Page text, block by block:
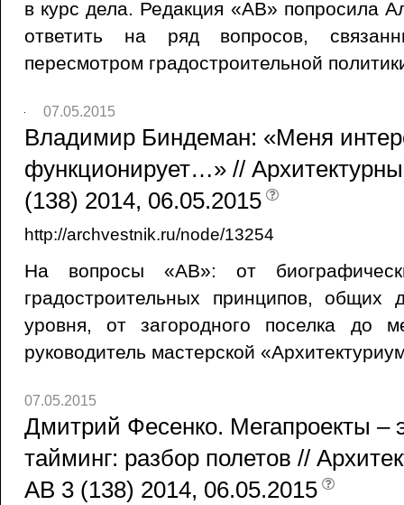
в курс дела. Редакция «АВ» попросила
ответить на ряд вопросов,
пересмотром градостроительной
07.05.2015
Владимир Биндеман: «Меня
функционирует…» //
(138) 2014, 06.05.2015
http://archvestnik.ru/node/13254
На вопросы «АВ»: от
градостроительных принципов, общих
уровня, от загородного поселка до
руководитель мастерской
07.05.2015
Дмитрий Фесенко. Мегапроекты –
тайминг: разбор полетов //
АВ 3 (138) 2014, 06.05.2015